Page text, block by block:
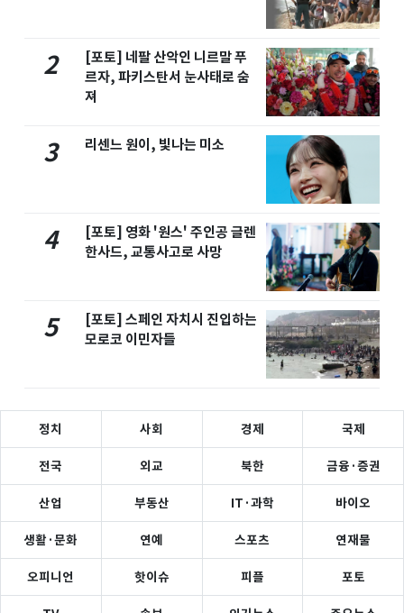
2
[포토] 네팔 산악인 니르말 푸
르자, 파키스탄서 눈사태로 숨
져
3 리센느 원이, 빛나는 미소
4
[포토] 영화 '원스' 주인공 글렌
한사드, 교통사고로 사망
5
[포토] 스페인 자치시 진입하는
모로코 이민자들
정치 사회 경제 국제
전국 외교 북한 금융·증권
산업 부동산 IT·과학 바이오
생활·문화 연예 스포츠 연재물
오피니언 핫이슈 피플 포토